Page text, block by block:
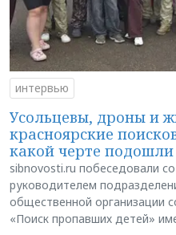
интервью
Усольцевы, дроны и
красноярские
какой черте подошли
sibnovosti.ru побеседовали
руководителем
общественной организации
«Поиск пропавших детей»